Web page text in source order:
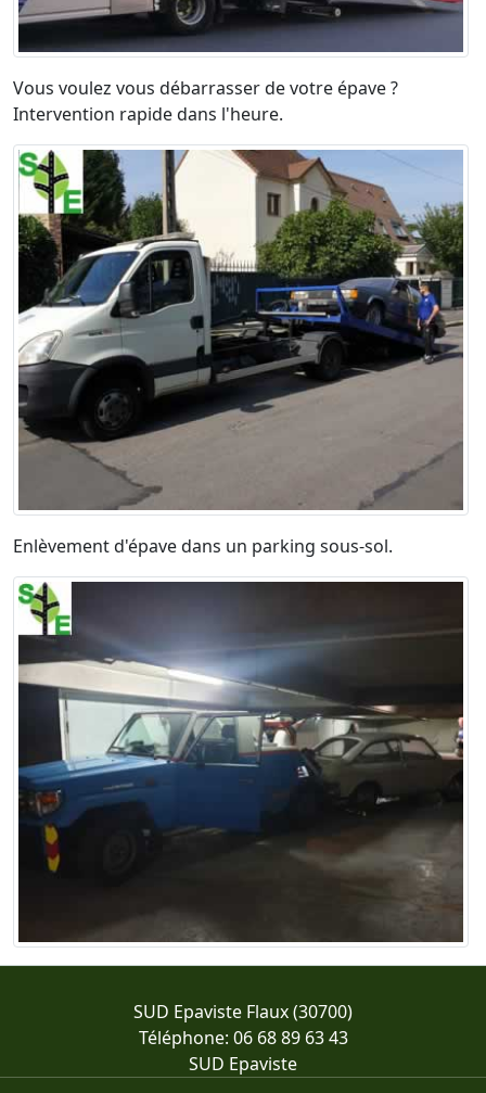
Vous voulez vous débarrasser de votre épave ?
Intervention rapide dans l'heure.
Enlèvement d'épave dans un parking sous-sol.
SUD Epaviste Flaux (30700)
Téléphone: 06 68 89 63 43
SUD Epaviste